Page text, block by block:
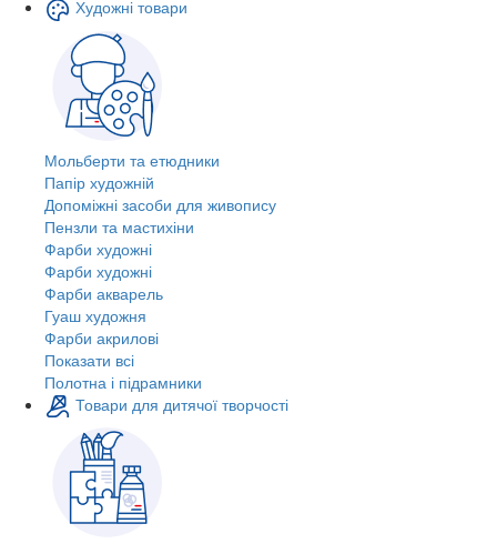
Художні товари
Мольберти та етюдники
Папір художній
Допоміжні засоби для живопису
Пензли та мастихіни
Фарби художні
Фарби художні
Фарби акварель
Гуаш художня
Фарби акрилові
Показати всі
Полотна і підрамники
Товари для дитячої творчості